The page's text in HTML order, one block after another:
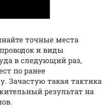
точные места
и виды
в следующий раз,
по ранее
Зачастую такая тактика
результат на